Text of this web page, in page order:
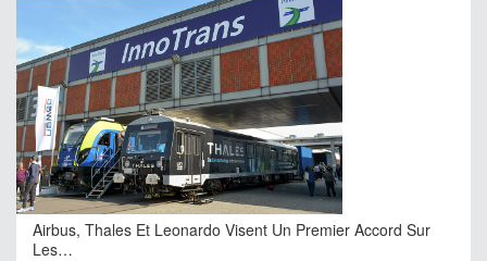
Airbus, Thales Et Leonardo Visent Un Premier Accord Sur
Les…